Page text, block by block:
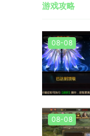
游戏攻略
08-08
08-08